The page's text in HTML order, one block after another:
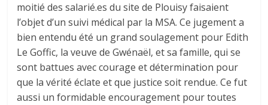
moitié des salarié.es du site de Plouisy faisaient
l’objet d’un suivi médical par la MSA. Ce jugement a
bien entendu été un grand soulagement pour Edith
Le Goffic, la veuve de Gwénaël, et sa famille, qui se
sont battues avec courage et détermination pour
que la vérité éclate et que justice soit rendue. Ce fut
aussi un formidable encouragement pour toutes